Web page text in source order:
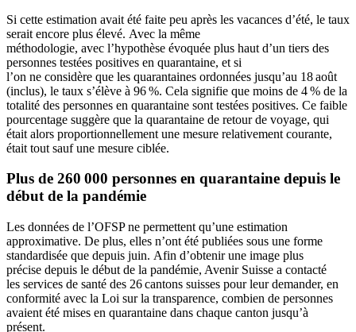
Si cette estimation avait été faite peu après les vacances d’été, le taux
serait encore plus élevé. Avec la même
méthodologie, avec l’hypothèse évoquée plus haut d’un tiers des
personnes testées positives en quarantaine, et si
l’on ne considère que les quarantaines ordonnées jusqu’au 18 août
(inclus), le taux s’élève à 96 %. Cela signifie que moins de 4 % de la
totalité des personnes en quarantaine sont testées positives. Ce faible
pourcentage suggère que la quarantaine de retour de voyage, qui
était alors proportionnellement une mesure relativement courante,
était tout sauf une mesure ciblée.
Plus de 260 000 personnes en quarantaine depuis le
début de la pandémie
Les données de l’OFSP ne permettent qu’une estimation
approximative. De plus, elles n’ont été publiées sous une forme
standardisée que depuis juin. Afin d’obtenir une image plus
précise depuis le début de la pandémie, Avenir Suisse a contacté
les services de santé des 26cantons suisses pour leur demander, en
conformité avec la Loi sur la transparence, combien de personnes
avaient été mises en quarantaine dans chaque canton jusqu’à
présent.